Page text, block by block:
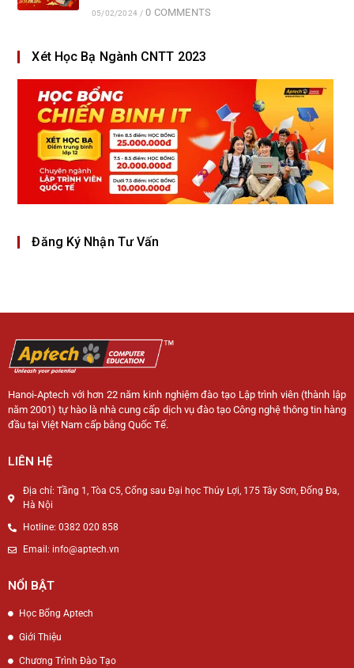
05/02/2024 / 0 COMMENTS
Xét Học Bạ Ngành CNTT 2023
Đăng Ký Nhận Tư Vấn
Hanoi-Aptech với hơn 22 năm kinh nghiệm đào tạo Lập trình viên (thành lập
năm 2001) tự hào là nhà cung cấp dịch vụ đào tạo Công nghệ thông tin hàng
đầu tại Việt Nam cấp bằng Quốc Tế.
LIÊN HỆ
Địa chỉ: Tầng 1, Tòa C5, Cổng sau Đại học Thủy Lợi, 175 Tây Sơn, Đống Đa,
Hà Nội
Hotline: 0382 020 858
Email: info@aptech.vn
NỔI BẬT
Học Bổng Aptech
Giới Thiệu
Chương Trình Đào Tạo